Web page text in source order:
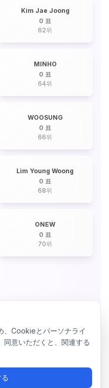
Kim Jae Joong
0 표
62위
MINHO
0 표
64위
WOOSUNG
0 표
66위
Lim Young Woong
0 표
68위
ONEW
0 표
70위
、Cookieとパーソナライ
同意いただくと、関連する